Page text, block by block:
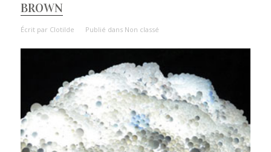
BROWN
Écrit par Clotilde Publié dans Non classé